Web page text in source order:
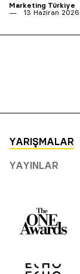
Marketing Türkiye
13 Haziran 2026
YARIŞMALAR
YAYINLAR